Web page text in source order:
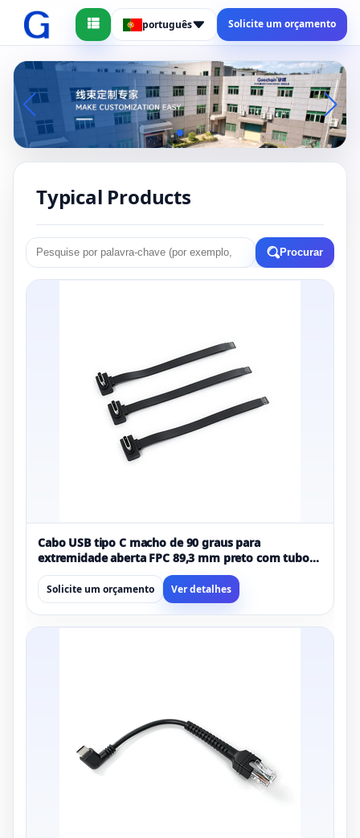
português Solicite um orçamento
Typical Products
Procurar
Cabo USB tipo C macho de 90 graus para
extremidade aberta FPC 89,3 mm preto com tubo
termorretrátil | Fabricante de cabos personalizados
OEM
Solicite um orçamento Ver detalhes